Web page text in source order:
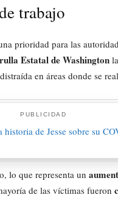
trabajo
prioridad para las
Estatal de Washington
en áreas donde se
PUBLICIDAD
lo que representa un
de las víctimas fueron